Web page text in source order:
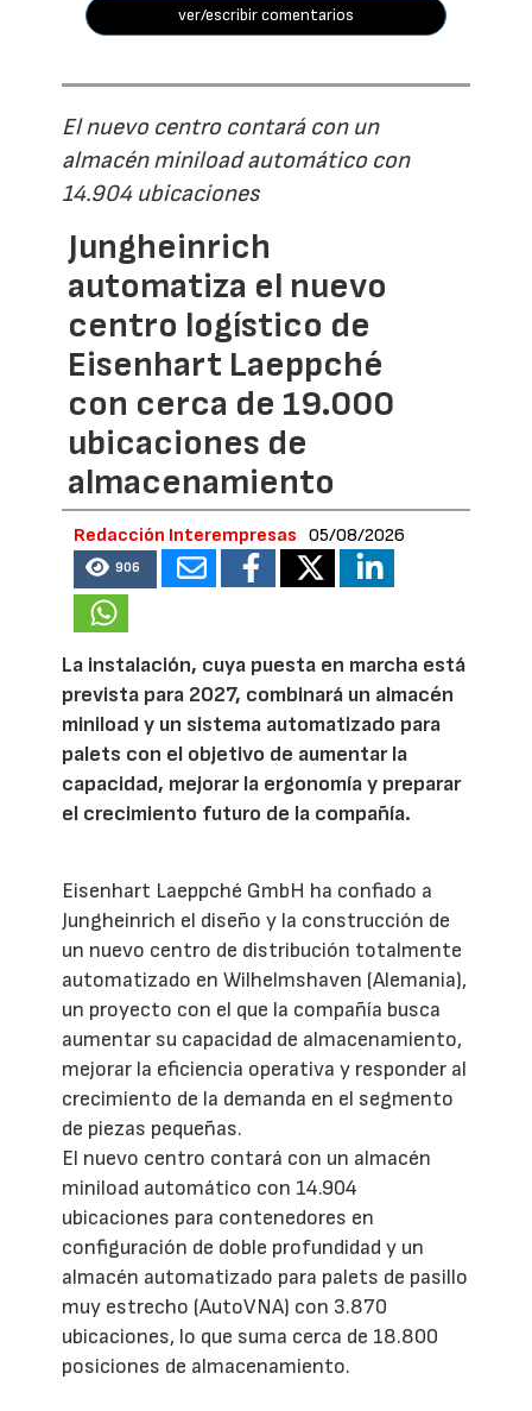
ver/escribir comentarios
El nuevo centro contará con un
almacén miniload automático con
14.904 ubicaciones
Jungheinrich
automatiza el nuevo
centro logístico de
Eisenhart Laeppché
con cerca de 19.000
ubicaciones de
almacenamiento
Redacción Interempresas 05/08/2026
906
La instalación, cuya puesta en marcha está
prevista para 2027, combinará un almacén
miniload y un sistema automatizado para
palets con el objetivo de aumentar la
capacidad, mejorar la ergonomía y preparar
el crecimiento futuro de la compañía.
Eisenhart Laeppché GmbH ha confiado a
Jungheinrich el diseño y la construcción de
un nuevo centro de distribución totalmente
automatizado en Wilhelmshaven (Alemania),
un proyecto con el que la compañía busca
aumentar su capacidad de almacenamiento,
mejorar la eficiencia operativa y responder al
crecimiento de la demanda en el segmento
de piezas pequeñas.
El nuevo centro contará con un almacén
miniload automático con 14.904
ubicaciones para contenedores en
configuración de doble profundidad y un
almacén automatizado para palets de pasillo
muy estrecho (AutoVNA) con 3.870
ubicaciones, lo que suma cerca de 18.800
posiciones de almacenamiento.